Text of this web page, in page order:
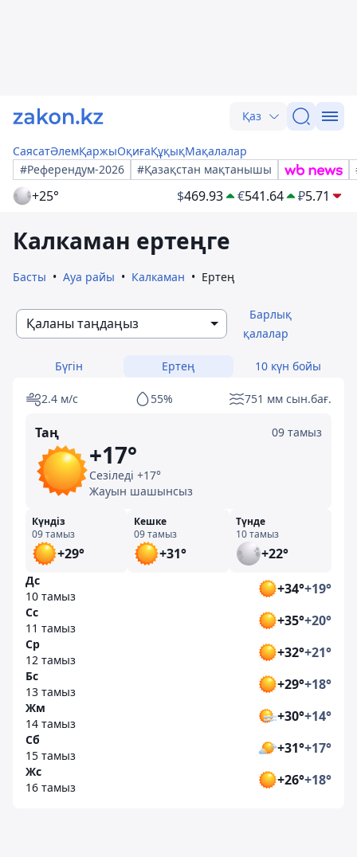
Қаз
СаясатӘлемҚаржыОқиғаҚұқықМақалалар
#Референдум-2026
#Қазақстан мақтанышы
+25° $469.93 €541.64 ₽5.71
Калкаман ертеңге
Басты Ауа райы Калкаман Ертең
Қаланы таңдаңыз
Барлық
қалалар
Бүгін Ертең 10 күн бойы
2.4 м/с 55% 751 мм сын.бағ.
Таң 09 тамыз
+17°
Сезіледі +17°
Жауын шашынсыз
Күндіз
09 тамыз
+29°
Кешке
09 тамыз
+31°
Түнде
10 тамыз
+22°
Дс
10 тамыз
+34°+19°
Сс
11 тамыз
+35°+20°
Ср
12 тамыз
+32°+21°
Бс
13 тамыз
+29°+18°
Жм
14 тамыз
+30°+14°
Сб
15 тамыз
+31°+17°
Жс
16 тамыз
+26°+18°